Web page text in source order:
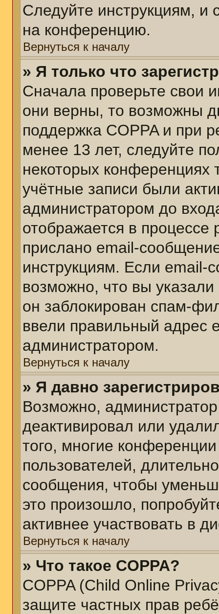
Следуйте инструкциям, и
на конференцию.
Вернуться к началу
» Я только что
Сначала проверьте свои
они верны, то возможны
поддержка COPPA и при
менее 13 лет, следуйте
некоторых конференциях
учётные записи были
администратором до
отображается в
прислано email-
инструкциям. Если email-
возможно, что вы
он заблокирован спам-
ввели правильный адрес
администратором.
Вернуться к началу
» Я давно
Возможно,
деактивировал или
того, многие
пользователей,
сообщения, чтобы
это произошло,
активнее участвовать в
Вернуться к началу
» Что такое COPPA?
COPPA (Child Online
защите частных прав